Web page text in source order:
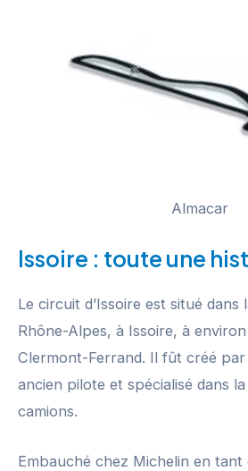
Almacar
Issoire : toute une
Le circuit d’Issoire est situé
Rhône-Alpes, à Issoire, à
Clermont-Ferrand. Il fût créé
ancien pilote et spécialisé dans
camions.
Embauché chez Michelin en